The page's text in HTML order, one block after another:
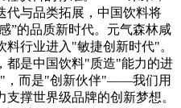
代与品类拓展，中国饮料将
”的品质新时代。元气森林咸
行业进入"敏捷创新时代"。
都是中国饮料"质造"能力的进
"，而是"创新伙伴"——我们用
撑世界级品牌的创新梦想。